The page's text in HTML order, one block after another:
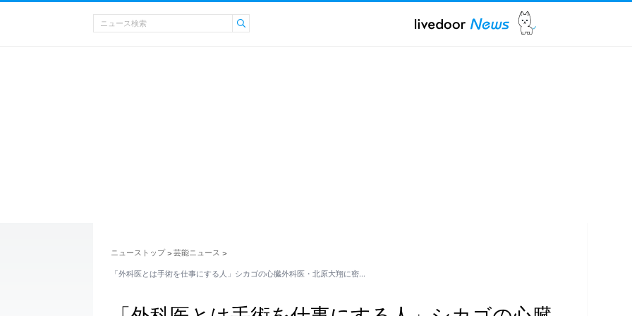
ニューストップ > 芸能ニュース >
「外科医とは手術を仕事にする人」シカゴの心臓外科医・北原大翔に密…